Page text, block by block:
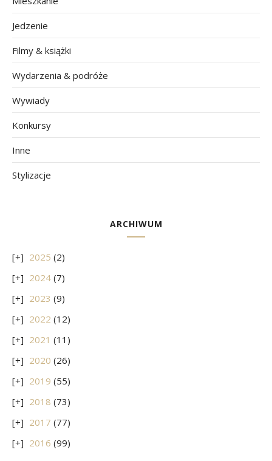
Jedzenie
Filmy & książki
Wydarzenia & podróże
Wywiady
Konkursy
Inne
Stylizacje
ARCHIWUM
2025 (2)
2024 (7)
2023 (9)
2022 (12)
2021 (11)
2020 (26)
2019 (55)
2018 (73)
2017 (77)
2016 (99)